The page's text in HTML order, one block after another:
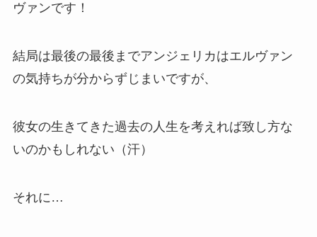
ヴァンです！
結局は最後の最後までアンジェリカはエルヴァン
の気持ちが分からずじまいですが、
彼女の生きてきた過去の人生を考えれば致し方な
いのかもしれない（汗）
それに…